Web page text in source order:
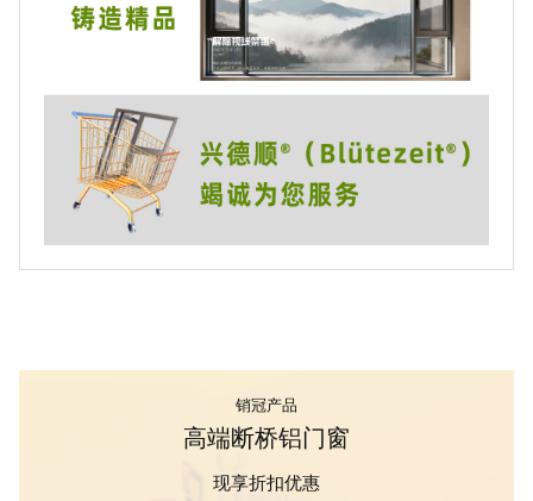
销冠产品
高端断桥铝门窗
现享折扣优惠